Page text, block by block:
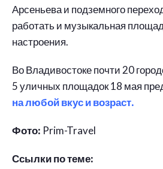
Арсеньева и подземного
работать и музыкальная
настроения.
Во Владивостоке почти 20
5 уличных площадок 18 мая
на любой вкус и возраст.
Фото: Prim-Travel
Ссылки по теме: